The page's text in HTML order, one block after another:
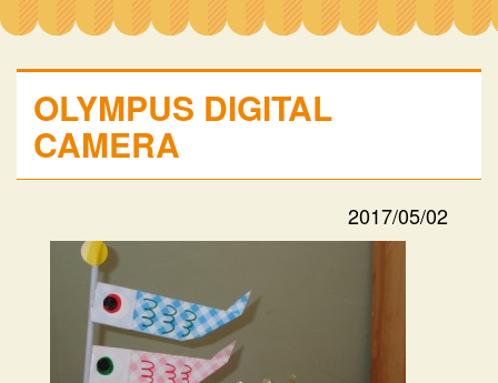
OLYMPUS DIGITAL
CAMERA
2017/05/02